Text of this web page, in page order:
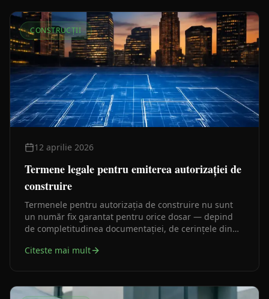
CONSTRUCȚII
12 aprilie 2026
Termene legale pentru emiterea autorizației de
construire
Termenele pentru autorizația de construire nu sunt
un număr fix garantat pentru orice dosar — depind
de completitudinea documentației, de cerințele din
prevede legea și ce le prelungește în practică.
Citeste mai mult